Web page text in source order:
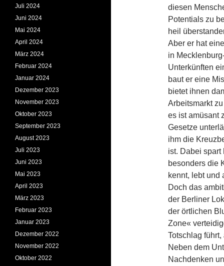
diesen
Potentials zu
heil
Aber er hat
in
Unterkünften
baut er eine
bietet ihnen
Arbeitsmarkt
es ist amüsant
Gesetze
ihm die
ist. Dabei spart
besonders die
kennt, lebt und
Doch das
der Berliner
der örtlichen
Zone«
Totschlag
Neben dem
Nachdenken
Juli 2024
Juni 2024
Mai 2024
April 2024
März 2024
Februar 2024
Januar 2024
Dezember 2023
November 2023
Oktober 2023
September 2023
August 2023
Juli 2023
Juni 2023
Mai 2023
April 2023
März 2023
Februar 2023
Januar 2023
Dezember 2022
November 2022
Oktober 2022